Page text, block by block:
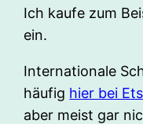
Ich kaufe zum
ein.
Internationale
häufig hier bei
aber meist gar